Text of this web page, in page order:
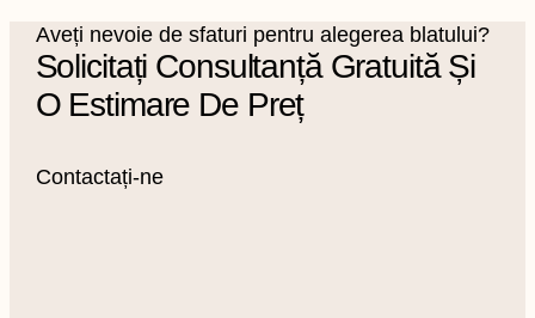
Aveți nevoie de sfaturi pentru alegerea blatului?
Solicitați Consultanță Gratuită Și
O Estimare De Preț
Contactați-ne